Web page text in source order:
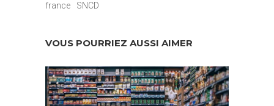
france
SNCD
VOUS POURRIEZ AUSSI AIMER